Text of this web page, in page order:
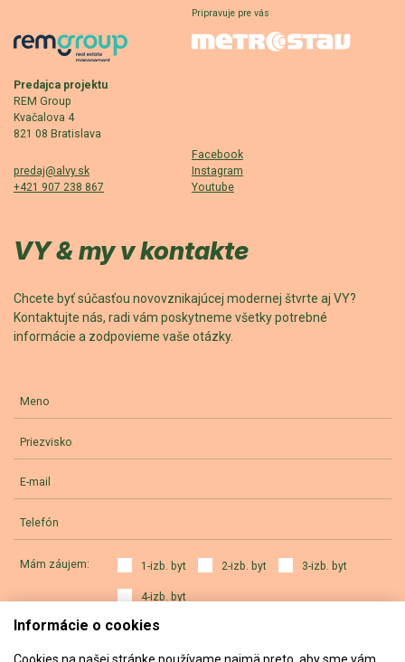
Predajca projektu
REM Group
Kvačalova 4
821 08 Bratislava
Pripravuje pre vás
predaj@alvy.sk
+421 907 238 867
Facebook
Instagram
Youtube
VY & my v kontakte
Chcete byť súčasťou novovznikajúcej modernej štvrte aj VY?
Kontaktujte nás, radi vám poskytneme všetky potrebné
informácie a zodpovieme vaše otázky.
Meno
Priezvisko
E-mail
Telefón
Mám záujem: 1-izb. byt 2-izb. byt 3-izb. byt
4-izb. byt
a) výhradne o projekt ALVY
Informácie o cookies